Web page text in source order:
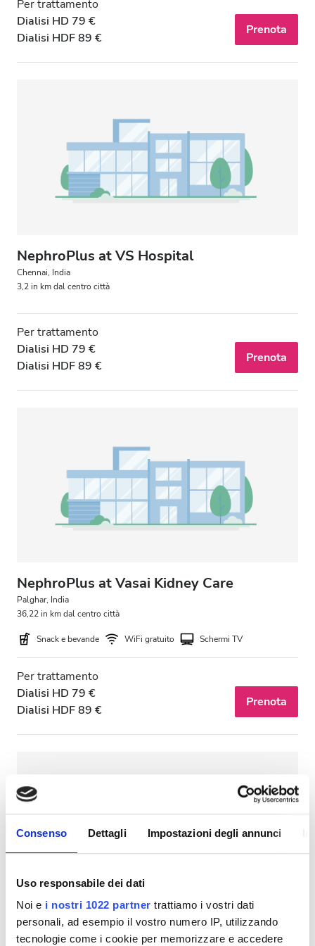
Consenso Dettagli Impostazioni degli annunci
Uso responsabile dei dati
Noi e i nostri 1022 partner trattiamo i vostri dati
personali, ad esempio il vostro numero IP, utilizzando
tecnologie come i cookie per memorizzare e accedere
Per trattamento
Dialisi HD 79 €
Dialisi HDF 89 €
Prenota
NephroPlus at VS Hospital
Chennai, India
3,2 in km dal centro città
Per trattamento
Dialisi HD 79 €
Dialisi HDF 89 €
Prenota
NephroPlus at Vasai Kidney Care
Palghar, India
36,22 in km dal centro città
Snack e bevande WiFi gratuito Schermi TV
Per trattamento
Dialisi HD 79 €
Dialisi HDF 89 €
Prenota
NephroPlus at Vedant Multispeciality